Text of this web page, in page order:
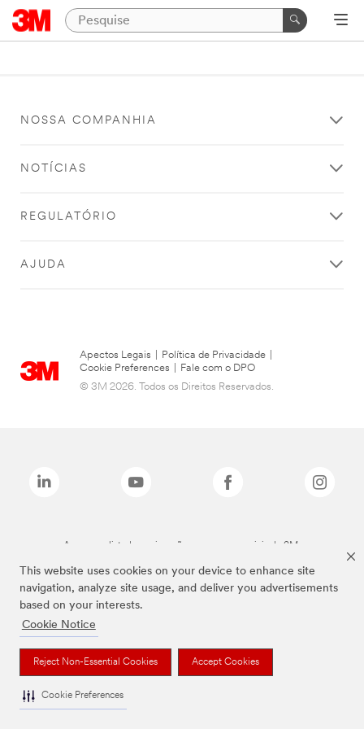
This website uses cookies on your device to enhance site
navigation, analyze site usage, and deliver you advertisements
based on your interests.
Cookie Notice
Reject Non-Essential Cookies Accept Cookies
Cookie Preferences
NOSSA COMPANHIA
NOTÍCIAS
REGULATÓRIO
AJUDA
Apectos Legais Política de Privacidade
Cookie Preferences
Fale com o DPO
© 3M 2026. Todos os Direitos Reservados.
As marcas listadas a cima são marcas comerciais da 3M.